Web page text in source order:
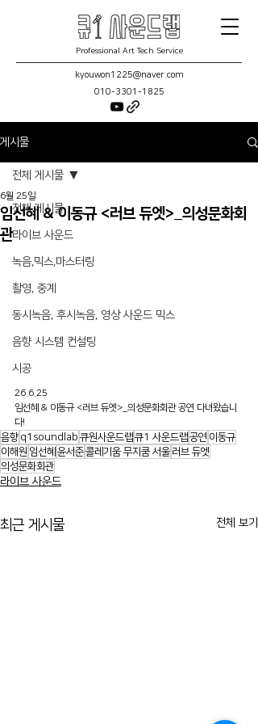
Professional Art Tech Service
kyouwon1225@naver.com
010-3301-1825
게시물
전체 게시물
라이브 사운드
녹음,믹스,마스터링
촬영, 중계
동시녹음, 후시녹음, 영상 사운드 믹스
음향 시스템 컨설팅
시공
전체 게시물
임선혜 & 이동규 <러브 듀엣>_의성문화회
관
6월 25일
26.6.25
임선혜 & 이동규 <러브 듀엣>_의성문화회관 공연 다녀왔습니
다!
음향 q1soundlab 큐원사운드랩큐1 사운드랩공연 이동규
이해원 임선혜 윤서준콜레기움 무지쿰 서울 러브 듀엣
의성문화회관
라이브 사운드
최근 게시물 전체 보기